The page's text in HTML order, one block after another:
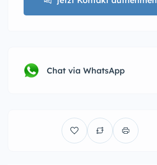
Chat via WhatsApp